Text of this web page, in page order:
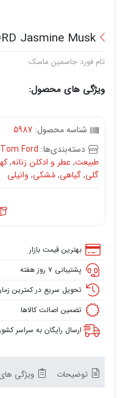
Jasmine Musk
تام فورد جاسمین ماسک
ویژگی های محصول:
شناسه محصول: 5987
دسته‌بندی‌ها: Tom Ford
طبیعت, عطر و ادکلن زنانه,
گلی,گیاهی,مُشکی, وانیلی
بهترین قیمت بازار
پشتیبانی ۷ روز هفته
تحویل سریع در کمترین
تضمین اصالت کالاها
ارسال رایگان به سراسر
توضیحات ویژگی